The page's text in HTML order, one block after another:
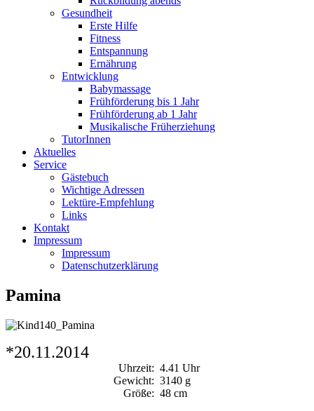
Gesundheit
Erste Hilfe
Fitness
Entspannung
Ernährung
Entwicklung
Babymassage
Frühförderung bis 1 Jahr
Frühförderung ab 1 Jahr
Musikalische Früherziehung
TutorInnen
Aktuelles
Service
Gästebuch
Wichtige Adressen
Lektüre-Empfehlung
Links
Kontakt
Impressum
Impressum
Datenschutzerklärung
Pamina
*20.11.2014
Uhrzeit: 4.41 Uhr
Gewicht: 3140 g
Größe: 48 cm